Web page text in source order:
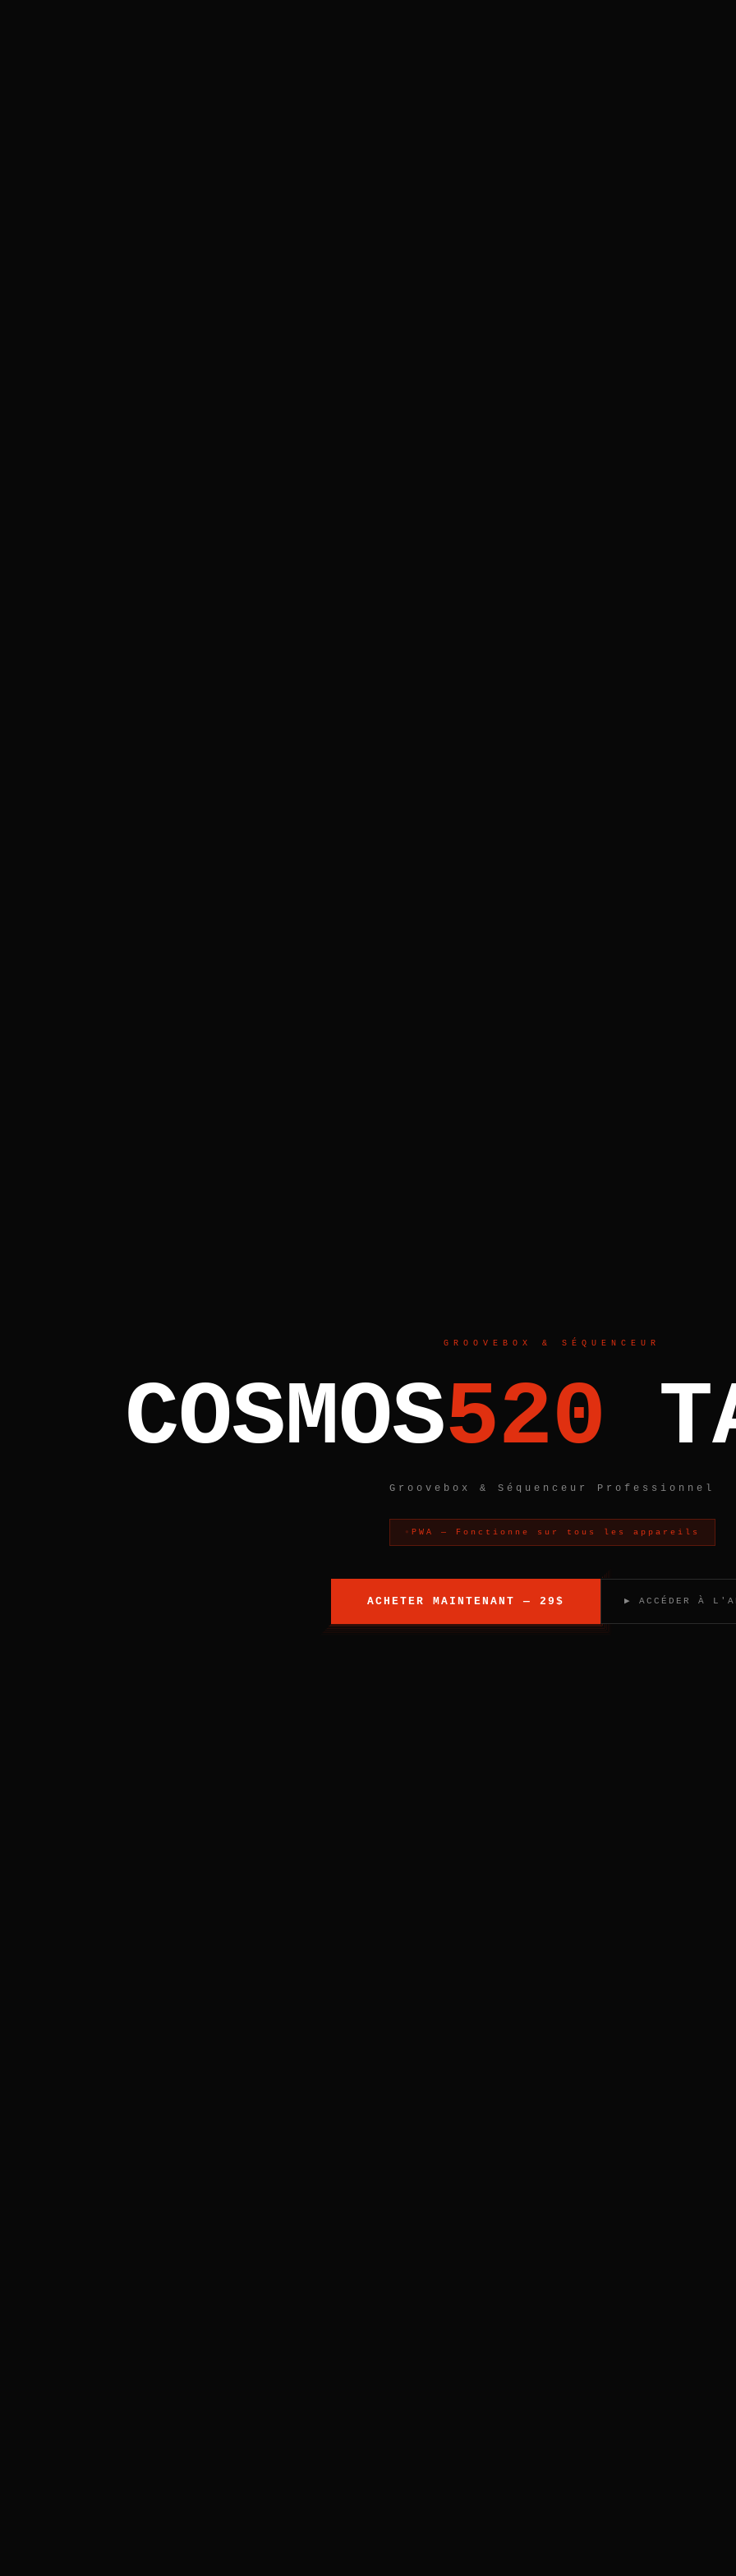
GROOVEBOX & SÉQUENCEUR
COSMOS520 T
Groovebox & Séquenceur Professionnel
PWA — Fonctionne sur tous les appareils
ACHETER MAINTENANT — 29$ ▶ ACCÉDER À